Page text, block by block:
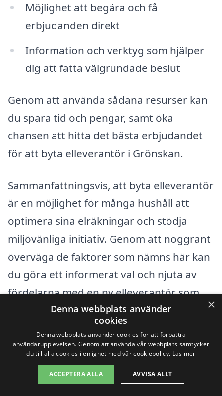
Möjlighet att begära och få
erbjudanden direkt
Information och verktyg som hjälper
dig att fatta välgrundade beslut
Genom att använda sådana resurser kan
du spara tid och pengar, samt öka
chansen att hitta det bästa erbjudandet
för att byta elleverantör i Grönskan.
Sammanfattningsvis, att byta elleverantör
är en möjlighet för många hushåll att
optimera sina elräkningar och stödja
miljövänliga initiativ. Genom att noggrant
överväga de faktorer som nämns här kan
du göra ett informerat val och njuta av
fördelarna med en ny elleverantör som
passar dina behov och värderingar.
Elbolag översikt
×
Denna webbplats använder
cookies
Denna webbplats använder cookies för att förbättra
användarupplevelsen. Genom att använda vår webbplats samtycker
du till alla cookies i enlighet med vår cookiepolicy. Läs mer
ACCEPTERA ALLA AVVISA ALLT